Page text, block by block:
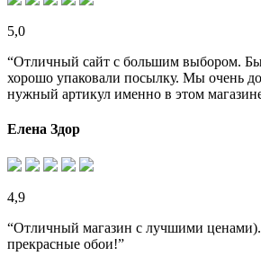
5,0
“Отличный сайт с большим выбором.
хорошо упаковали посылку. Мы очень
нужный артикул именно в этом
Елена Здор
4,9
“Отличный магазин с лучшими ценами).
прекрасные обои!”